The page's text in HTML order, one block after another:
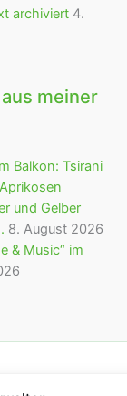
archiviert 4.
meiner
Balkon: Tsirani
und Gelber
8. August 2026
& Music“ im